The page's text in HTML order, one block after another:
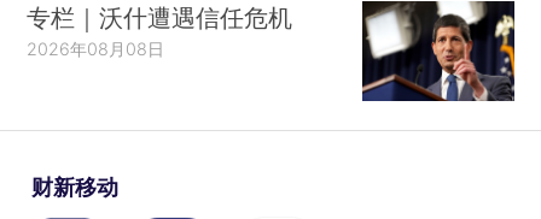
专栏｜沃什遭遇信任危机
2026年08月08日
财新移动